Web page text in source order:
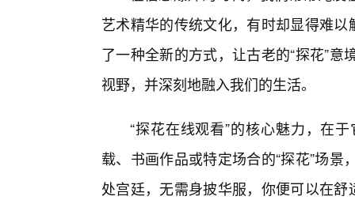
艺术精华的传统文化，有时却显得难
了一种全新的方式，让古老的“探花”
视野，并深刻地融入我们的生活。
“探花在线观看”的核心魅力，在
载、书画作品或特定场合的“探花”场
处宫廷，无需身披华服，你便可以在